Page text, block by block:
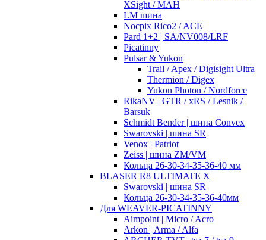
XSight / MAH
LM шина
Nocpix Rico2 / ACE
Pard 1+2 | SA/NV008/LRF
Picatinny
Pulsar & Yukon
Trail / Apex / Digisight Ultra
Thermion / Digex
Yukon Photon / Nordforce
RikaNV | GTR / xRS / Lesnik /
Barsuk
Schmidt Bender | шина Convex
Swarovski | шина SR
Venox | Patriot
Zeiss | шина ZM/VM
Кольца 26-30-34-35-36-40 мм
BLASER R8 ULTIMATE X
Swarovski | шина SR
Кольца 26-30-34-35-36-40мм
Для WEAVER-PICATINNY
Aimpoint | Micro / Acro
Arkon | Arma / Alfa